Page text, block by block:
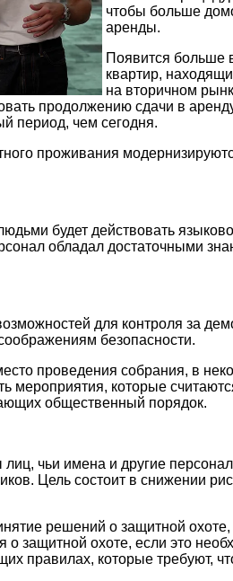
чтобы больше
аренды.
Появится больше
квартир,
на вторичном
продолжению сдачи в
период, чем сегодня.
проживания
будет действовать
обладал достаточными
для контроля за
безопасности.
проведения собрания, в
мероприятия, которые
общественный порядок.
чьи имена и другие
Цель состоит в снижении
решений о защитной
защитной охоте, если это
правилах, которые требуют,